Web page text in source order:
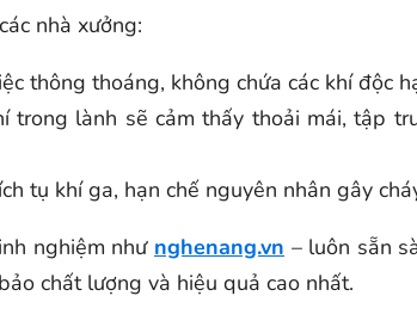
nhà xưởng:
thông thoáng, không chứa các khí độc
lành sẽ cảm thấy thoải mái, tập
tụ khí ga, hạn chế nguyên nhân gây
nghiệm như nghenang.vn – luôn sẵn
chất lượng và hiệu quả cao nhất.